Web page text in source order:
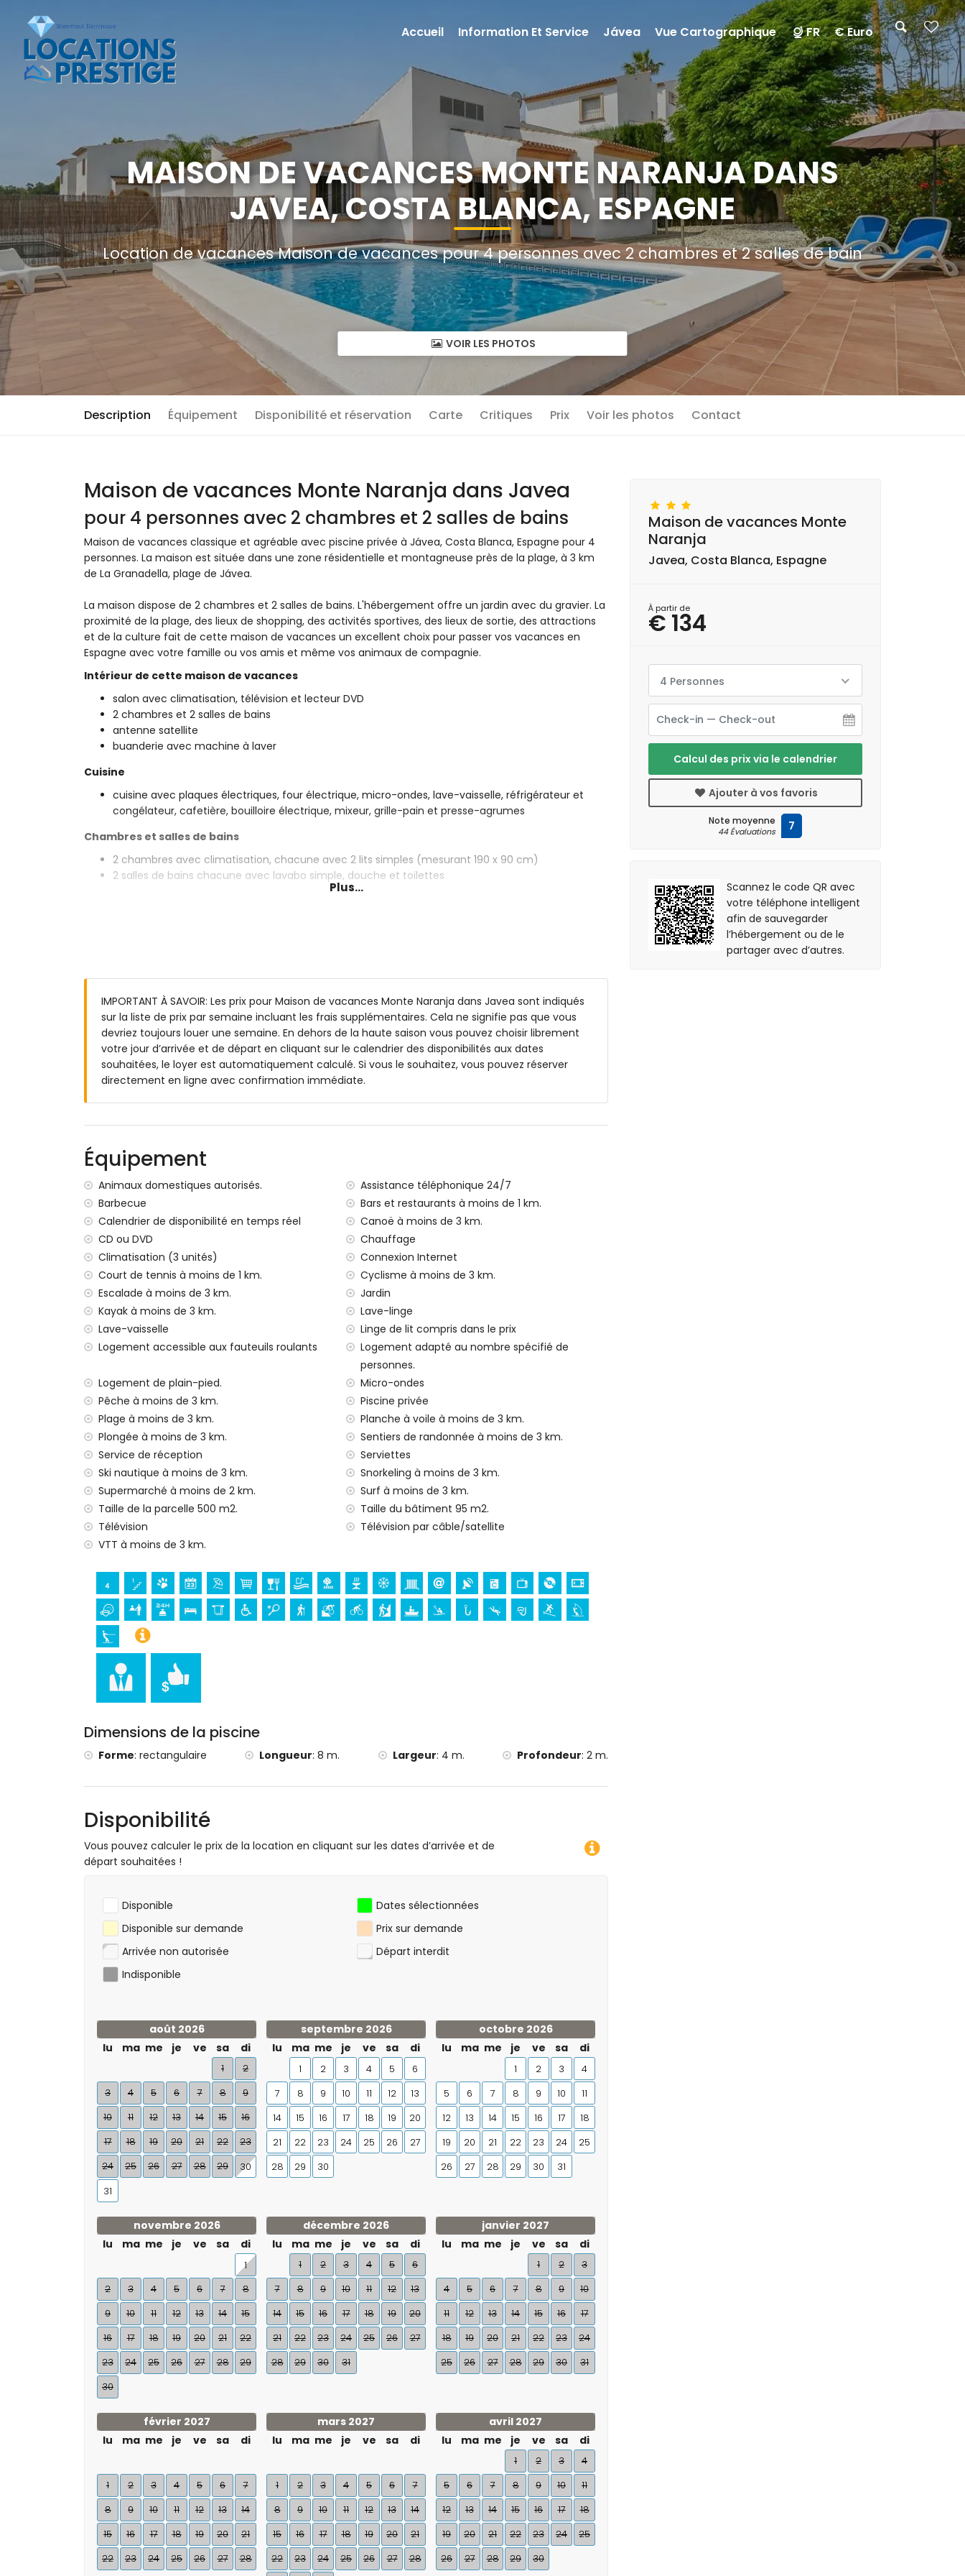
MAISON DE VACANCES MONTE NARANJA DANS
JAVEA, COSTA BLANCA, ESPAGNE
Location de vacances Maison de vacances pour 4 personnes avec 2 chambres et 2 salles de bain
VOIR LES PHOTOS
Description Équipement Disponibilité et réservation Carte Critiques Prix Voir les photos Contact
Maison de vacances Monte Naranja dans Javea
pour 4 personnes avec 2 chambres et 2 salles de bains
Maison de vacances classique et agréable avec piscine privée à Jávea, Costa Blanca, Espagne pour 4
personnes. La maison est située dans une zone résidentielle et montagneuse près de la plage, à 3 km
de La Granadella, plage de Jávea.
La maison dispose de 2 chambres et 2 salles de bains. L'hébergement offre un jardin avec du gravier. La
proximité de la plage, des lieux de shopping, des activités sportives, des lieux de sortie, des attractions
et de la culture fait de cette maison de vacances un excellent choix pour passer vos vacances en
Espagne avec votre famille ou vos amis et même vos animaux de compagnie.
Intérieur de cette maison de vacances
salon avec climatisation, télévision et lecteur DVD
2 chambres et 2 salles de bains
antenne satellite
buanderie avec machine à laver
Cuisine
cuisine avec plaques électriques, four électrique, micro-ondes, lave-vaisselle, réfrigérateur et
congélateur, cafetière, bouilloire électrique, mixeur, grille-pain et presse-agrumes
Chambres et salles de bains
2 chambres avec climatisation, chacune avec 2 lits simples (mesurant 190 x 90 cm)
2 salles de bains chacune avec lavabo simple, douche et toilettes
coin salon extérieur et coin repas extérieur
place de parking commune
Informations supplémentaires
ville la plus proche : Jávea (à moins de 10 kilomètres de la maison)
berge ou rive la plus proche : Mer Méditerranée, Jávea (à moins de 3 kilomètres de la maison)
plage la plus proche : La Granadella, Jávea (à moins de 3 kilomètres de la maison)
aéroport le plus proche : Alicante (à moins de 100 kilomètres de la maison)
deuxième aéroport le plus proche : Valence (> 100 kilomètres)
animaux domestiques admis
hébergement adapté aux fauteuils roulants
L'hébergement est très adapté aux familles avec enfants
Installations et services inclus dans le prix de location de cette maison de vacances
internet (WiFi)
aspirateur, fer et planche à repasser
linge de lit et serviettes
service de réception et service d'urgence 24 heures sur 24
chauffage par air et climatisation
Installations et services à coût supplémentaire
lit supplémentaire et lits/couffins pour enfants (sur demande)
Divertissements et activités de loisirs pour vos vacances à Jávea, Costa Blanca
bar (à moins de 5 kilomètres de la maison)
Sites et culture à Jávea, Costa Blanca
musée (Pueblo Histórico, Jávea), église (San Bartolomé, Jávea), ruine (Pueblo Histórico, Jávea),
monument (Pueblo Histórico, Jávea), bâtiment architectural (Pueblo Histórico, Jávea), lieu
historique (Pueblo Histórico et Jávea) (à moins de 10 kilomètres de l'hébergement)
palais (Palais Royal de Valence), château (Portal de la Vila et Denia) (à moins de 25 kilomètres de
l'hébergement)
tennis (à moins de 1000 mètres de la maison)
randonnée, VTT, cyclisme, escalade, canoë, kayak, pêche, plongée, snorkeling, surf, planche à
voile et ski nautique (à moins de 5 kilomètres de la maison)
golf (Club de Golf de Jávea) et équitation (à moins de 10 kilomètres de la maison)
Plus...
IMPORTANT À SAVOIR: Les prix pour Maison de vacances Monte Naranja dans Javea sont indiqués
sur la liste de prix par semaine incluant les frais supplémentaires. Cela ne signifie pas que vous
devriez toujours louer une semaine. En dehors de la haute saison vous pouvez choisir librement
votre jour d’arrivée et de départ en cliquant sur le calendrier des disponibilités aux dates
souhaitées, le loyer est automatiquement calculé. Si vous le souhaitez, vous pouvez réserver
directement en ligne avec confirmation immédiate.
Équipement
Animaux domestiques autorisés.
Assistance téléphonique 24/7
Barbecue
Bars et restaurants à moins de 1 km.
Calendrier de disponibilité en temps réel
Canoë à moins de 3 km.
CD ou DVD
Chauffage
Climatisation (3 unités)
Connexion Internet
Court de tennis à moins de 1 km.
Cyclisme à moins de 3 km.
Escalade à moins de 3 km.
Jardin
Kayak à moins de 3 km.
Lave-linge
Lave-vaisselle
Linge de lit compris dans le prix
Logement accessible aux fauteuils roulants
Logement adapté au nombre spécifié de
personnes.
Logement de plain-pied.
Micro-ondes
Pêche à moins de 3 km.
Piscine privée
Plage à moins de 3 km.
Planche à voile à moins de 3 km.
Plongée à moins de 3 km.
Sentiers de randonnée à moins de 3 km.
Service de réception
Serviettes
Ski nautique à moins de 3 km.
Snorkeling à moins de 3 km.
Supermarché à moins de 2 km.
Surf à moins de 3 km.
Taille de la parcelle 500 m2.
Taille du bâtiment 95 m2.
Télévision
Télévision par câble/satellite
VTT à moins de 3 km.
Dimensions de la piscine
Forme: rectangulaire Longueur:8 m. Largeur: 4 m. Profondeur: 2 m.
Disponibilité
Vous pouvez calculer le prix de la location en cliquant sur les dates d’arrivée et de
départ souhaitées !
Disponible
Dates sélectionnées
Disponible sur demande
Prix sur demande
Arrivée non autorisée
Départ interdit
Indisponible
août 2026
lu
ma me je ve sa di
1
2
3
4 5 6 7 8
9
10
11 12 13 14 15
16
17
18 19 20 21 22
23
24
25 26 27 28 29
30
31
septembre 2026
lu
ma me je ve sa di
1 2 3 4 5
6
7
8 9 10 11 12
13
14
15 16 17 18 19
20
21
22 23 24 25 26
27
28
29 30
octobre 2026
lu
ma me je ve sa di
1 2 3
4
5
6 7 8 9 10
11
12
13 14 15 16 17
18
19
20 21 22 23 24
25
26
27 28 29 30 31
novembre 2026
lu
ma me je ve sa di
1
2
3 4 5 6 7
8
9
10 11 12 13 14
15
16
17 18 19 20 21
22
23
24 25 26 27 28
29
30
décembre 2026
lu
ma me je ve sa di
1 2 3 4 5
6
7
8 9 10 11 12
13
14
15 16 17 18 19
20
21
22 23 24 25 26
27
28
29 30 31
janvier 2027
lu
ma me je ve sa di
1 2
3
4
5 6 7 8 9
10
11
12 13 14 15 16
17
18
19 20 21 22 23
24
25
26 27 28 29 30 31
février 2027
lu
ma me je ve sa di
1 2 3 4 5 6
7
8
9 10 11 12 13
14
15
16 17 18 19 20
21
22
23 24 25 26 27 28
mars 2027
lu
ma me je ve sa di
1 2 3 4 5 6
7
8
9 10 11 12 13
14
15
16 17 18 19 20
21
22
23 24 25 26 27 28
avril 2027
lu
ma me je ve sa di
1 2 3
4
5
6 7 8 9 10
11
12
13 14 15 16 17
18
19
20 21 22 23 24
25
26
27 28 29 30
Maison de vacances Monte
Naranja
Javea, Costa Blanca, Espagne
À partir de
€ 134
4 Personnes
Calcul des prix via le calendrier
Ajouter à vos favoris
Note moyenne
44 Évaluations 7
Scannez le code QR avec
votre téléphone intelligent
afin de sauvegarder
l’hébergement ou de le
partager avec d’autres.
Accueil Information Et Service Jávea Vue Cartographique FR € Euro